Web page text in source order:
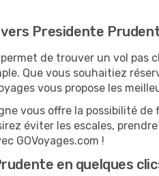
vers Presidente
de trouver un vol
Que vous souhaitiez
vous propose les
vous offre la possibilité
éviter les escales,
GOVoyages.com !
en quelques